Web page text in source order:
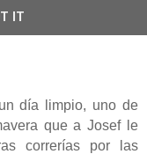
día limpio, uno de
que a Josef le
correrías por las
IT